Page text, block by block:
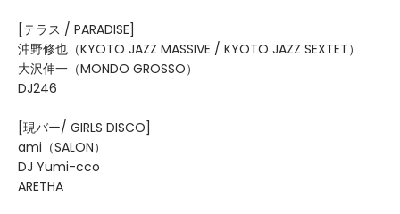
[テラス / PARADISE]
沖野修也（KYOTO JAZZ MASSIVE / KYOTO JAZZ SEXTET）
大沢伸一（MONDO GROSSO）
DJ246
[現バー/ GIRLS DISCO]
ami（SALON）
DJ Yumi-cco
ARETHA